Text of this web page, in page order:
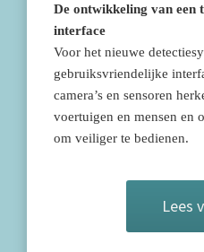
De ontwikkeling van een
interface
Voor het nieuwe
gebruiksvriendelijke
camera’s en sensoren
voertuigen en mensen en
om veiliger te
Lees